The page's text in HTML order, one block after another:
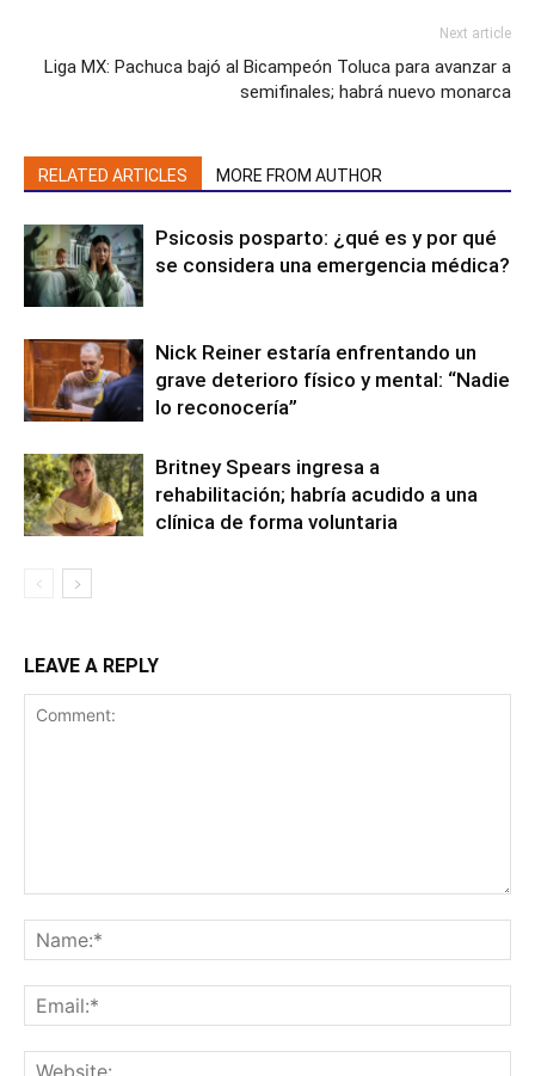
Next article
Liga MX: Pachuca bajó al Bicampeón Toluca para avanzar a
semifinales; habrá nuevo monarca
RELATED ARTICLES MORE FROM AUTHOR
Psicosis posparto: ¿qué es y por qué
se considera una emergencia médica?
Nick Reiner estaría enfrentando un
grave deterioro físico y mental: “Nadie
lo reconocería”
Britney Spears ingresa a
rehabilitación; habría acudido a una
clínica de forma voluntaria
LEAVE A REPLY